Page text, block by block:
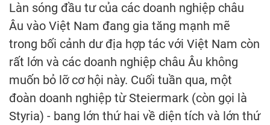
Làn sóng đầu tư của các doanh nghiệp châu
Âu vào Việt Nam đang gia tăng mạnh mẽ
trong bối cảnh dư địa hợp tác với Việt Nam còn
rất lớn và các doanh nghiệp châu Âu không
muốn bỏ lỡ cơ hội này. Cuối tuần qua, một
đoàn doanh nghiệp từ Steiermark (còn gọi là
Styria) - bang lớn thứ hai về diện tích và lớn thứ